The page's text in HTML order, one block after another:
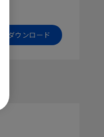
| ダウンロード